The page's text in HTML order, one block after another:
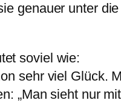
genauer unter
soviel wie:
sehr viel Glück.
„Man sieht nur